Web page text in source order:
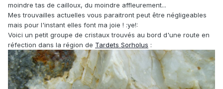
moindre tas de cailloux, du moindre affleurement...
Mes trouvailles actuelles vous paraitront peut être négligeables
mais pour l'instant elles font ma joie ! :ye!:
Voici un petit groupe de cristaux trouvés au bord d'une route en
réfection dans la région de Tardets Sorholus :